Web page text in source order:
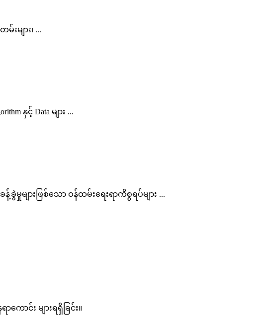
များ၊ ...
နှင့် Data များ ...
ားဖြစ်သော ဝန်ထမ်းရေးရာကိစ္စရပ်များ ...
ောင်း များရရှိခြင်း။